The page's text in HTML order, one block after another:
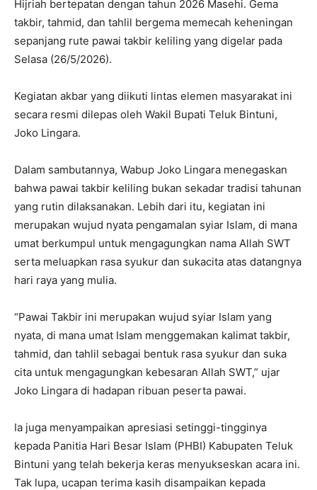
Hijriah bertepatan dengan tahun 2026 Masehi. Gema
takbir, tahmid, dan tahlil bergema memecah keheningan
sepanjang rute pawai takbir keliling yang digelar pada
Selasa (26/5/2026).
Kegiatan akbar yang diikuti lintas elemen masyarakat ini
secara resmi dilepas oleh Wakil Bupati Teluk Bintuni,
Joko Lingara.
Dalam sambutannya, Wabup Joko Lingara menegaskan
bahwa pawai takbir keliling bukan sekadar tradisi tahunan
yang rutin dilaksanakan. Lebih dari itu, kegiatan ini
merupakan wujud nyata pengamalan syiar Islam, di mana
umat berkumpul untuk mengagungkan nama Allah SWT
serta meluapkan rasa syukur dan sukacita atas datangnya
hari raya yang mulia.
“Pawai Takbir ini merupakan wujud syiar Islam yang
nyata, di mana umat Islam menggemakan kalimat takbir,
tahmid, dan tahlil sebagai bentuk rasa syukur dan suka
cita untuk mengagungkan kebesaran Allah SWT,” ujar
Joko Lingara di hadapan ribuan peserta pawai.
Ia juga menyampaikan apresiasi setinggi-tingginya
kepada Panitia Hari Besar Islam (PHBI) Kabupaten Teluk
Bintuni yang telah bekerja keras menyukseskan acara ini.
Tak lupa, ucapan terima kasih disampaikan kepada